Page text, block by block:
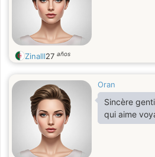
Zinalll27 años
Oran
Sincère
qui aime